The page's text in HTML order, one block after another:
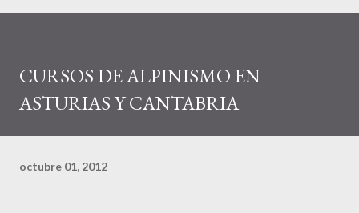
CURSOS DE ALPINISMO EN
ASTURIAS Y CANTABRIA
octubre 01, 2012